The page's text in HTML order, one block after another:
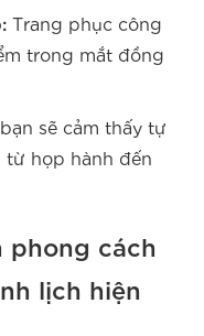
Trang phục công
trong mắt đồng
sẽ cảm thấy tự
họp hành đến
phong cách
lịch hiện